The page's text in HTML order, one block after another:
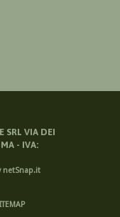
SRL VIA DEI
- IVA:
netSnap.it